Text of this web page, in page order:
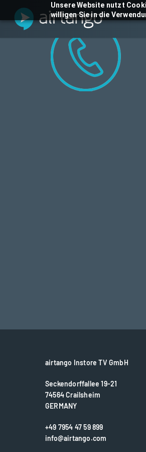
Unsere Website nutzt
willigen Sie in die
content
airtango Instore TV GmbH
Seckendorffallee 19-21
74564 Crailsheim
GERMANY
+49 7954 47 59 899
info@airtango.com